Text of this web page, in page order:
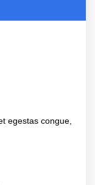
egestas congue,